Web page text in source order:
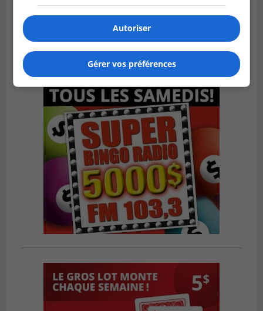
VIEUX-LONGUEUIL
Publié le 31 juillet 2026 à 14h20
Le RTL dévoile sa nouvelle flotte de
transport adapté
Autoriser
Gérer vos préférences